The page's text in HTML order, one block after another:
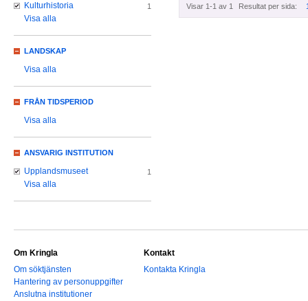
Visar 1-1 av 1 Resultat per sida:
Kulturhistoria 1
Visa alla
LANDSKAP
Visa alla
FRÅN TIDSPERIOD
Visa alla
ANSVARIG INSTITUTION
Upplandsmuseet 1
Visa alla
Om Kringla
Om söktjänsten
Hantering av personuppgifter
Anslutna institutioner
Kontakt
Kontakta Kringla